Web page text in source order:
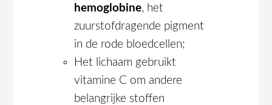
hemoglobine, het
zuurstofdragende pigment
in de rode bloedcellen;
Het lichaam gebruikt
vitamine C om andere
belangrijke stoffen